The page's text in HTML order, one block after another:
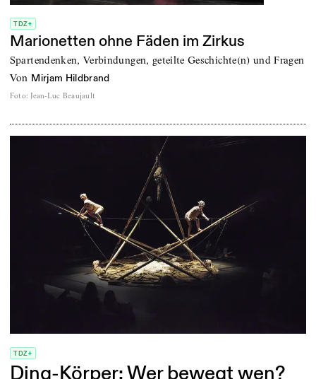
TDZ+
Marionetten ohne Fäden im Zirkus
Spartendenken, Verbindungen, geteilte Geschichte(n) und Fragen
von Mirjam Hildbrand
Foto: Jean-Luc Beaujault
TDZ+
Ding-Körper: Wer bewegt wen?